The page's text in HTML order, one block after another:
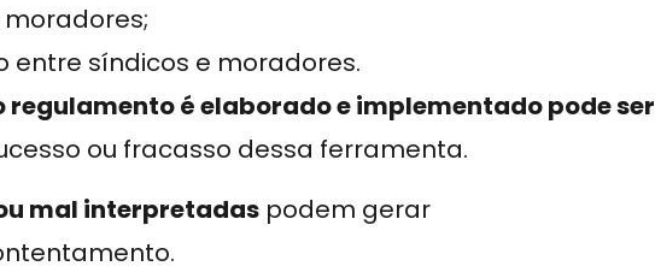
entre síndicos e moradores.
regulamento é elaborado e implementado pode ser
ou fracasso dessa ferramenta.
mal interpretadas podem gerar